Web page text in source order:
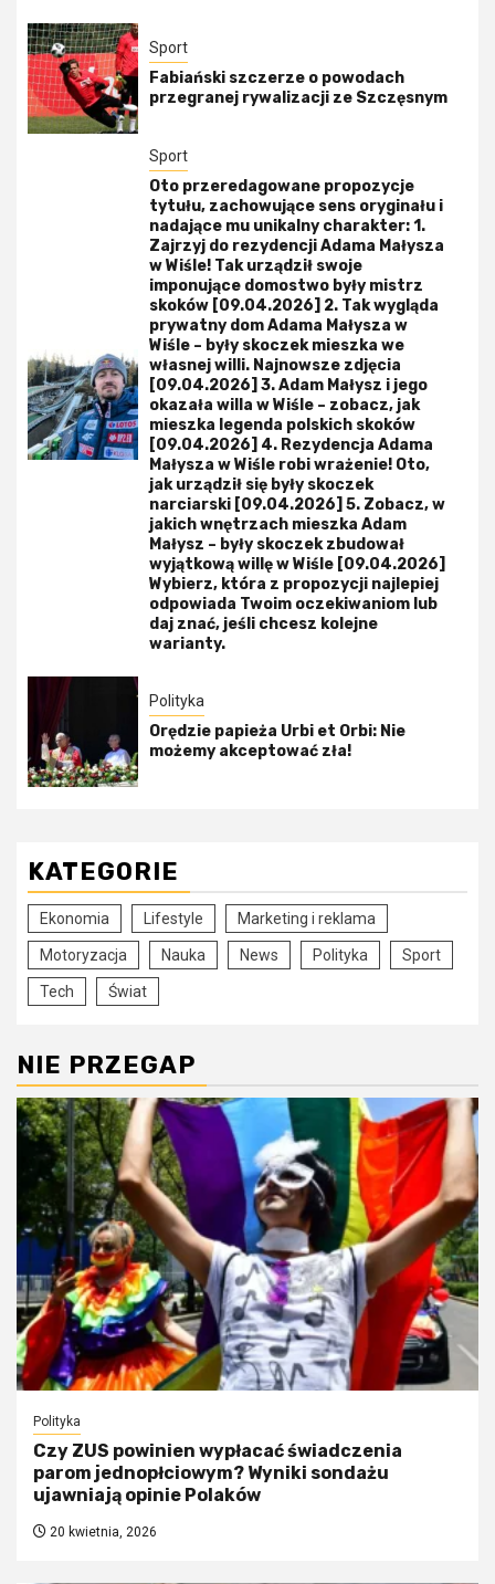
Sport
Fabiański szczerze o powodach
przegranej rywalizacji ze Szczęsnym
Sport
Oto przeredagowane propozycje
tytułu, zachowujące sens oryginału i
nadające mu unikalny charakter: 1.
Zajrzyj do rezydencji Adama Małysza
w Wiśle! Tak urządził swoje
imponujące domostwo były mistrz
skoków [09.04.2026] 2. Tak wygląda
prywatny dom Adama Małysza w
Wiśle – były skoczek mieszka we
własnej willi. Najnowsze zdjęcia
[09.04.2026] 3. Adam Małysz i jego
okazała willa w Wiśle – zobacz, jak
mieszka legenda polskich skoków
[09.04.2026] 4. Rezydencja Adama
Małysza w Wiśle robi wrażenie! Oto,
jak urządził się były skoczek
narciarski [09.04.2026] 5. Zobacz, w
jakich wnętrzach mieszka Adam
Małysz – były skoczek zbudował
wyjątkową willę w Wiśle [09.04.2026]
Wybierz, która z propozycji najlepiej
odpowiada Twoim oczekiwaniom lub
daj znać, jeśli chcesz kolejne
warianty.
Polityka
Orędzie papieża Urbi et Orbi: Nie
możemy akceptować zła!
KATEGORIE
Ekonomia Lifestyle Marketing i reklama
Motoryzacja Nauka News Polityka Sport
Tech Świat
NIE PRZEGAP
Polityka
Czy ZUS powinien wypłacać świadczenia
parom jednopłciowym? Wyniki sondażu
ujawniają opinie Polaków
20 kwietnia, 2026